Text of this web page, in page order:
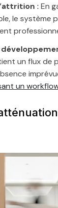
: En
le système
un flux
un